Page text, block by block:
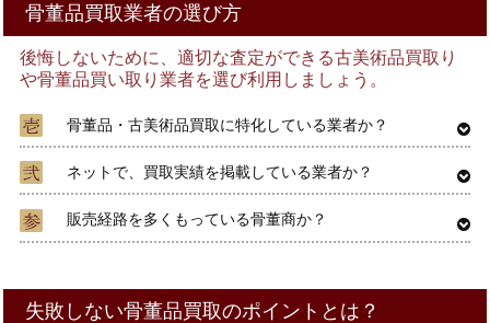
骨董品買取業者の選び方
後悔しないために、適切な査定ができる古美術品買取り
や骨董品買い取り業者を選び利用しましょう。
骨董品・古美術品買取に特化している業者か？
ネットで、買取実績を掲載している業者か？
販売経路を多くもっている骨董商か？
失敗しない骨董品買取のポイントとは？